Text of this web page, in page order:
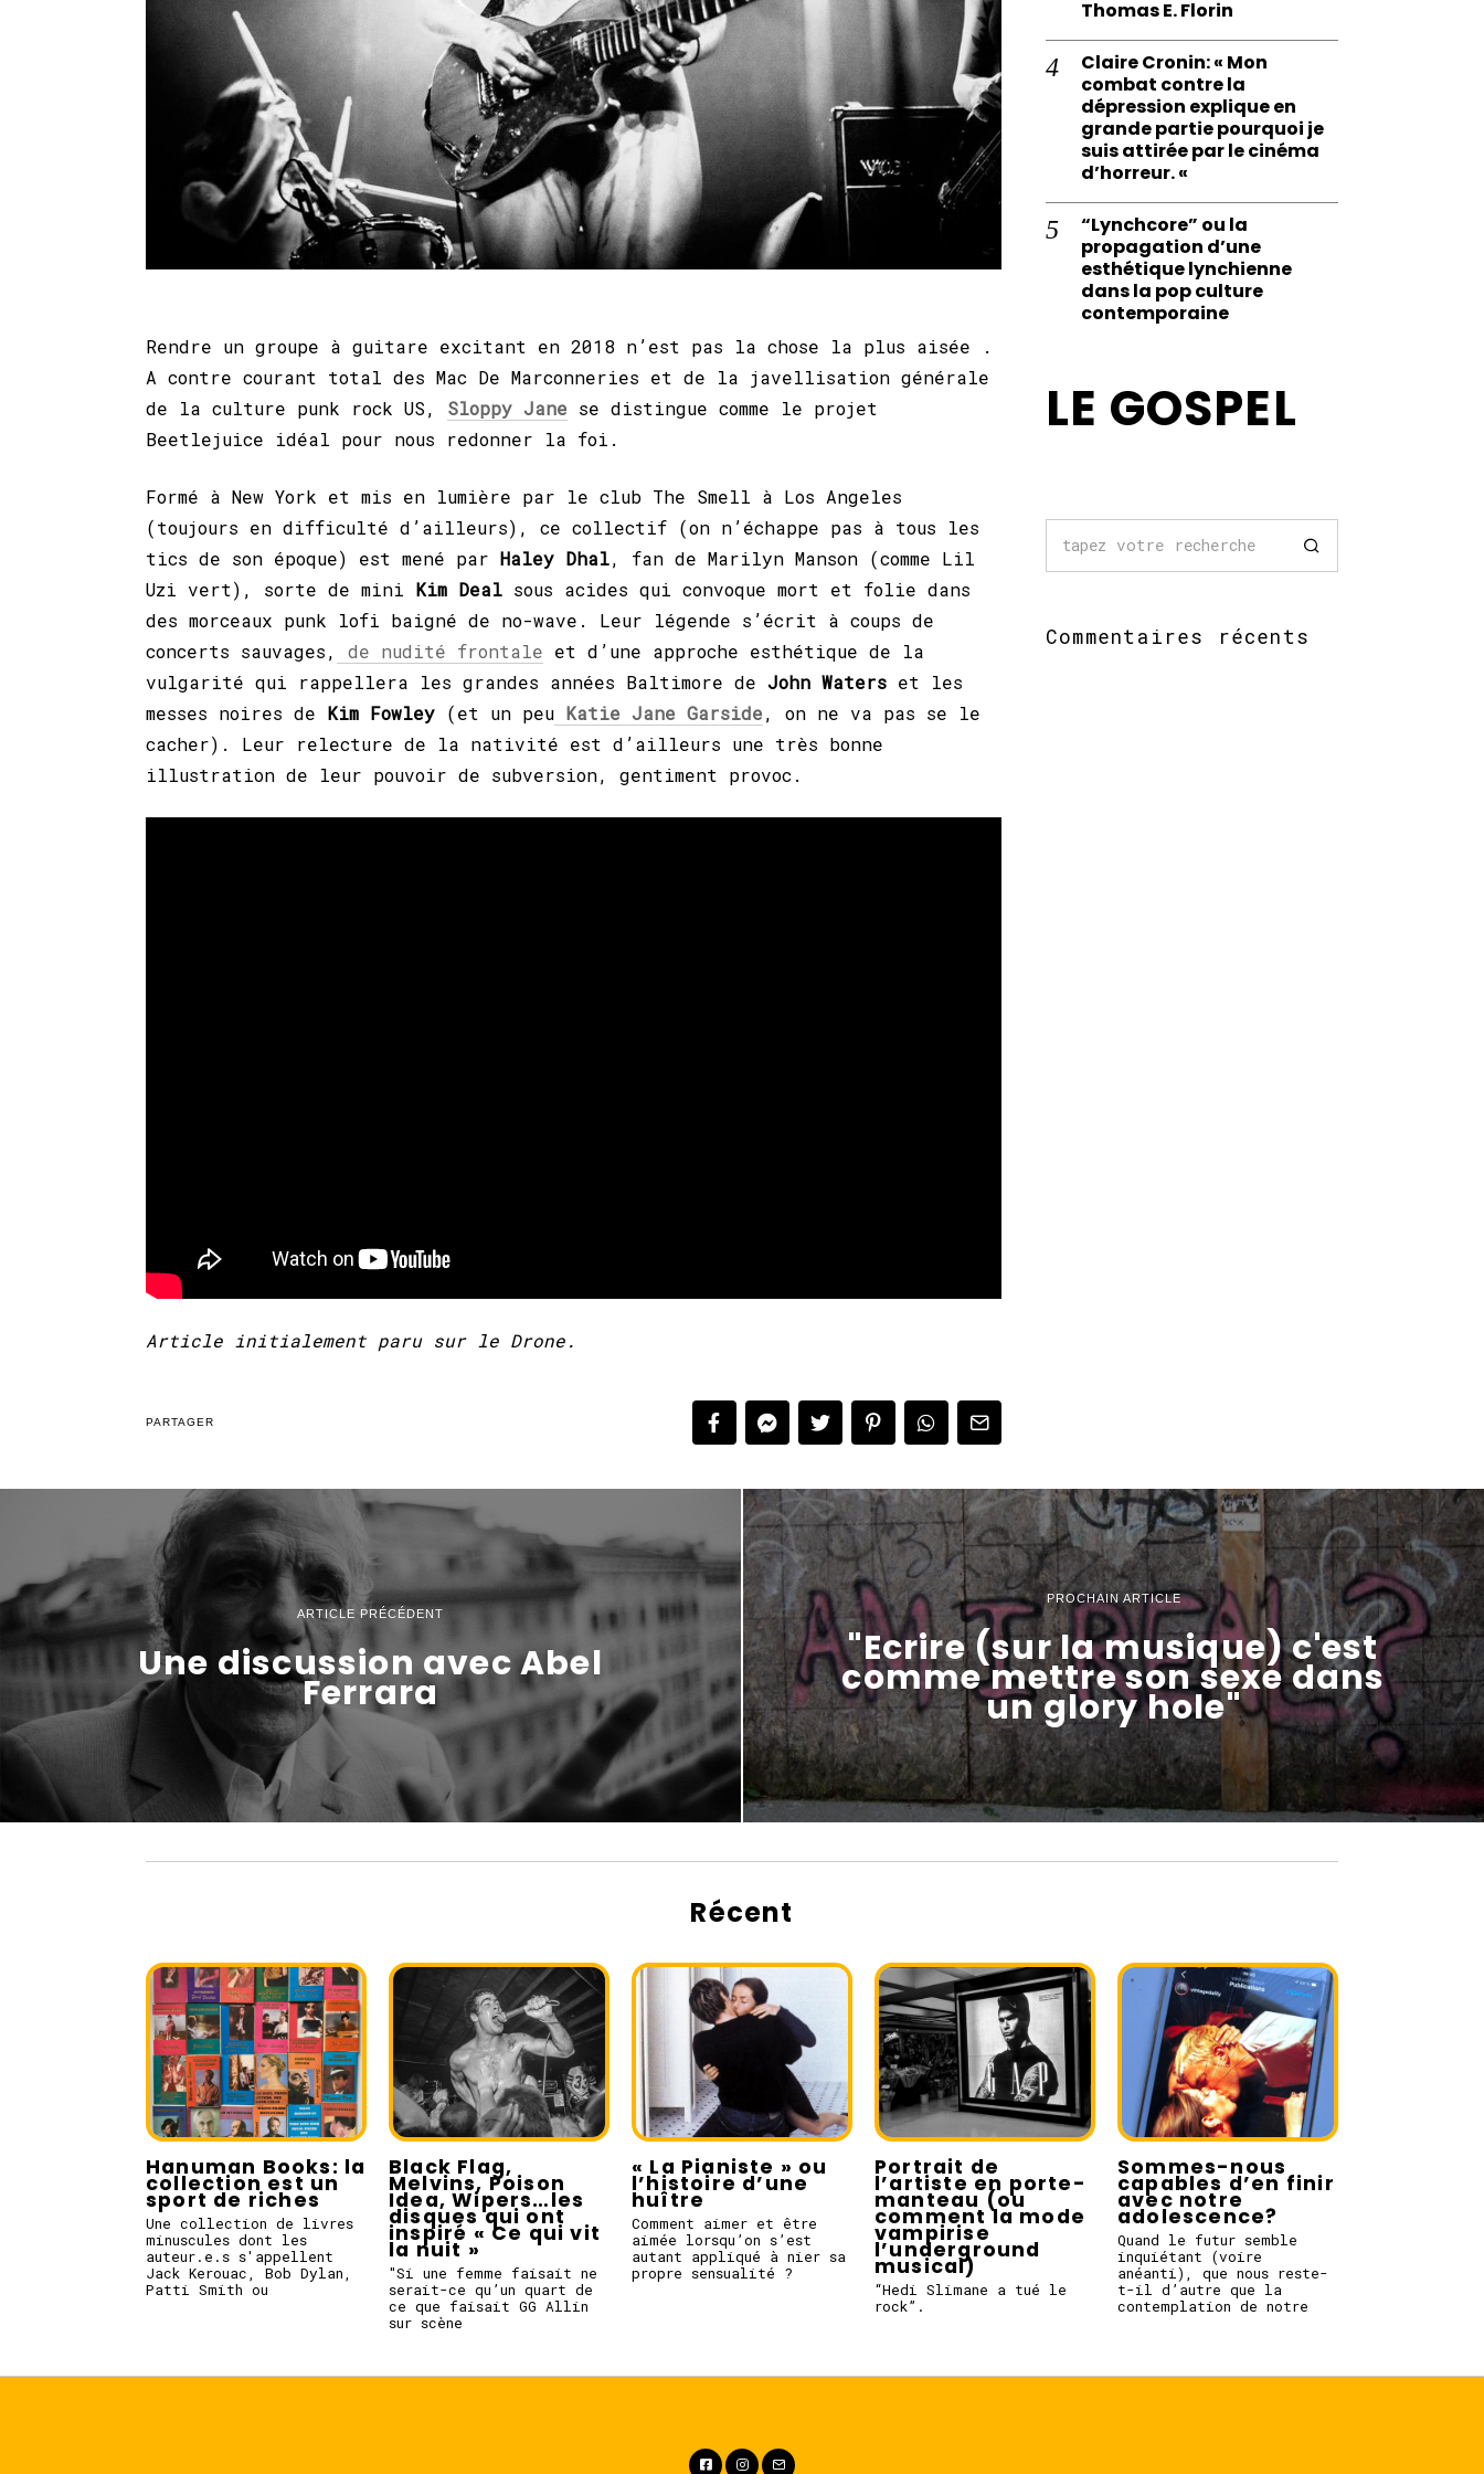
Rendre un groupe à guitare excitant en 2018 n’est pas la chose la plus aisée .
A contre courant total des Mac De Marconneries et de la javellisation générale
de la culture punk rock US, Sloppy Jane se distingue comme le projet
Beetlejuice idéal pour nous redonner la foi.
Formé à New York et mis en lumière par le club The Smell à Los Angeles
(toujours en difficulté d’ailleurs), ce collectif (on n’échappe pas à tous les
tics de son époque) est mené par Haley Dhal, fan de Marilyn Manson (comme Lil
Uzi vert), sorte de mini Kim Deal sous acides qui convoque mort et folie dans
des morceaux punk lofi baigné de no-wave. Leur légende s’écrit à coups de
concerts sauvages,
de nudité frontale et d’une approche esthétique de la
vulgarité qui rappellera les grandes années Baltimore de John Waters et les
messes noires de Kim Fowley (et un peu Katie Jane Garside, on ne va pas se le
cacher). Leur relecture de la nativité est d’ailleurs une très bonne
illustration de leur pouvoir de subversion, gentiment provoc.
Article initialement paru sur le Drone.
PARTAGER
Thomas E. Florin
Claire Cronin: « Mon
combat contre la
dépression explique en
grande partie pourquoi je
suis attirée par le cinéma
d’horreur. «
“Lynchcore” ou la
propagation d’une
esthétique lynchienne
dans la pop culture
contemporaine
LE GOSPEL
Commentaires récents
ARTICLE PRÉCÉDENT
Une discussion avec Abel
Ferrara
PROCHAIN ARTICLE
"Ecrire (sur la musique) c'est
comme mettre son sexe dans
un glory hole"
Récent
Hanuman Books: la
collection est un
sport de riches
Une collection de livres
minuscules dont les
auteur.e.s s'appellent
Jack Kerouac, Bob Dylan,
Patti Smith ou
Black Flag,
Melvins, Poison
Idea, Wipers…les
disques qui ont
inspiré « Ce qui vit
la nuit »
"Si une femme faisait ne
serait-ce qu’un quart de
ce que faisait GG Allin
sur scène
« La Pianiste » ou
l’histoire d’une
huître
Comment aimer et être
aimée lorsqu’on s’est
autant appliqué à nier sa
propre sensualité ?
Portrait de
l’artiste en porte-
manteau (ou
comment la mode
vampirise
l’underground
musical)
“Hedi Slimane a tué le
rock”.
Sommes-nous
capables d’en finir
avec notre
adolescence?
Quand le futur semble
inquiétant (voire
anéanti), que nous reste-
t-il d’autre que la
contemplation de notre